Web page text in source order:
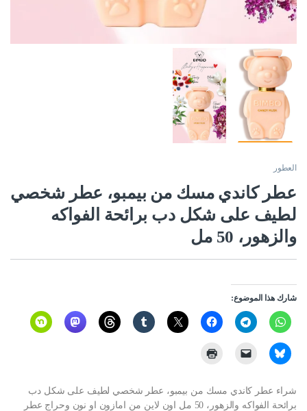
العطور
عطر كاندي مسك من بيمبو، عطر شخصي
لطيف على شكل دب برائحة الفواكه
والزهور، 50 مل
شارك هذا الموضوع:
شراء عطر كاندي مسك من بيمبو، عطر شخصي لطيف على شكل دب
برائحة الفواكه والزهور، 50 مل اون لاين من امازون او نون وحراج عطر